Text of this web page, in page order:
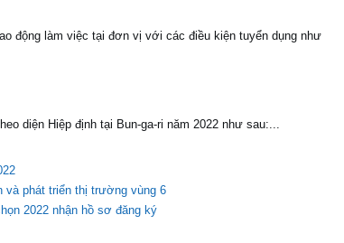
động làm việc tại đơn vị với các điều kiện tuyển dụng như
diện Hiệp định tại Bun-ga-ri năm 2022 như sau:...
và phát triển thị trường vùng 6
2022 nhận hồ sơ đăng ký